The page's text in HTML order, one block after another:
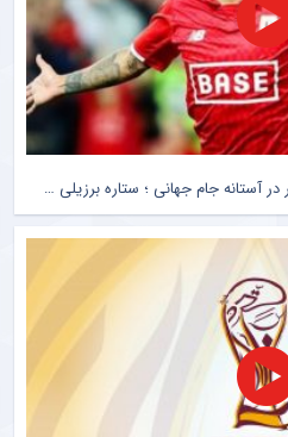
اقدام عجیب فدراسیون فوتبال قطر در آستانه جام جهانی ؛ ستاره برزیلی سورپرایز میزبان می شود ؟